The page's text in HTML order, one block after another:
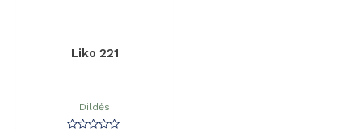
Liko 221
Dildės